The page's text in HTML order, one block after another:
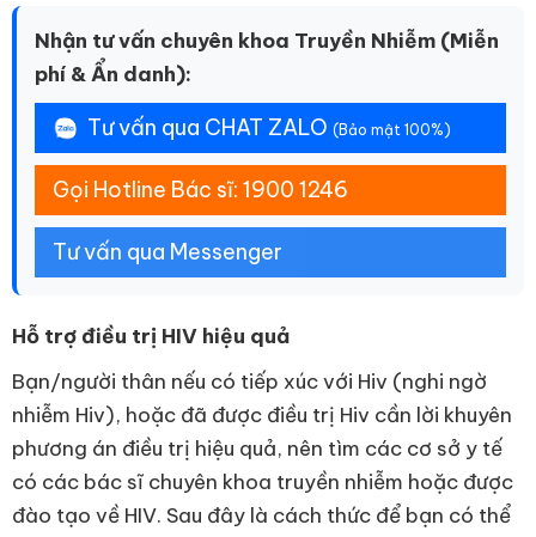
Nhận tư vấn chuyên khoa Truyền Nhiễm (Miễn
phí & Ẩn danh):
Tư vấn qua CHAT ZALO (Bảo mật 100%)
Gọi Hotline Bác sĩ: 1900 1246
Tư vấn qua Messenger
Hỗ trợ điều trị HIV hiệu quả
Bạn/người thân nếu có tiếp xúc với Hiv (nghi ngờ
nhiễm Hiv), hoặc đã được điều trị Hiv cần lời khuyên
phương án điều trị hiệu quả, nên tìm các cơ sở y tế
có các bác sĩ chuyên khoa truyền nhiễm hoặc được
đào tạo về HIV. Sau đây là cách thức để bạn có thể